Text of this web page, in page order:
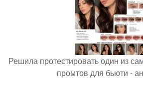
Решила протестировать один из
промтов для бьюти -